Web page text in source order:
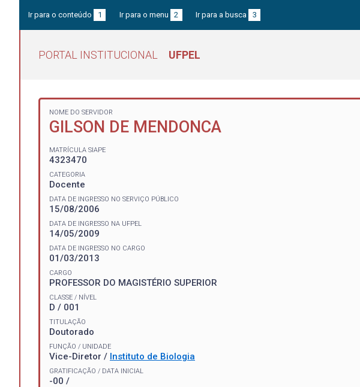
Ir para o conteúdo 1 Ir para o menu 2 Ir para a busca 3
PORTAL INSTITUCIONAL UFPEL
NOME DO SERVIDOR
GILSON DE MENDONCA
MATRÍCULA SIAPE
4323470
CATEGORIA
Docente
DATA DE INGRESSO NO SERVIÇO PÚBLICO
15/08/2006
DATA DE INGRESSO NA UFPEL
14/05/2009
DATA DE INGRESSO NO CARGO
01/03/2013
CARGO
PROFESSOR DO MAGISTÉRIO SUPERIOR
CLASSE / NÍVEL
D / 001
TITULAÇÃO
Doutorado
FUNÇÃO / UNIDADE
Vice-Diretor / Instituto de Biologia
GRATIFICAÇÃO / DATA INICIAL
-00 /